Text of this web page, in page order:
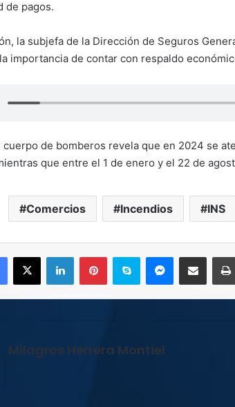
de pagos.
la subjefa de la Dirección de Seguros
importancia de contar con respaldo
cuerpo de bomberos revela que en 2024 se
que entre el 1 de enero y el 22 de
Comercios Incendios INS
Facebook
X LinkedInPinterestSkype Messenger
Compartir por
Milagros Herrera Montiel